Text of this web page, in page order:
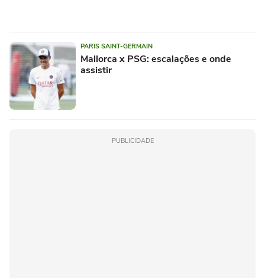
PARIS SAINT-GERMAIN
Mallorca x PSG: escalações e onde
assistir
PUBLICIDADE